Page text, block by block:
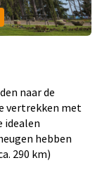
naar de
vertrekken met
idealen
hebben
290 km)